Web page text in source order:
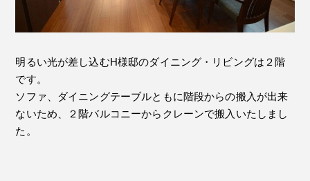
明るい光が差し込むH様邸のダイニング・リビングは２階
です。
ソファ、ダイニングテーブルともに階段からの搬入が出来
ないため、２階バルコニーからクレーンで搬入いたしまし
た。